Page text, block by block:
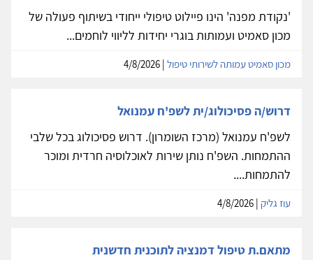
'נקודת מפנה' הינו פיילוט טיפולי ייחודי בשיתוף פעולה של
מכון סאמיט ועמותות בוגרי יחידות לליווי לוחמים...
מכון סאמיט עמותה לשירותי טיפול
דרוש/ה פסיכולוג/ית לשפ'ח עמנואל
לשפ'ח עמנואל (מרכז השומרון). דרוש פסיכולוג בכל שלבי
ההתמחות. השפ'ח נותן שירות לאוכלוסיה חרדית ומוכר
להתמחות....
עוז גליק
מתאם.ת טיפול דמנציה לתוכנית חדשנית